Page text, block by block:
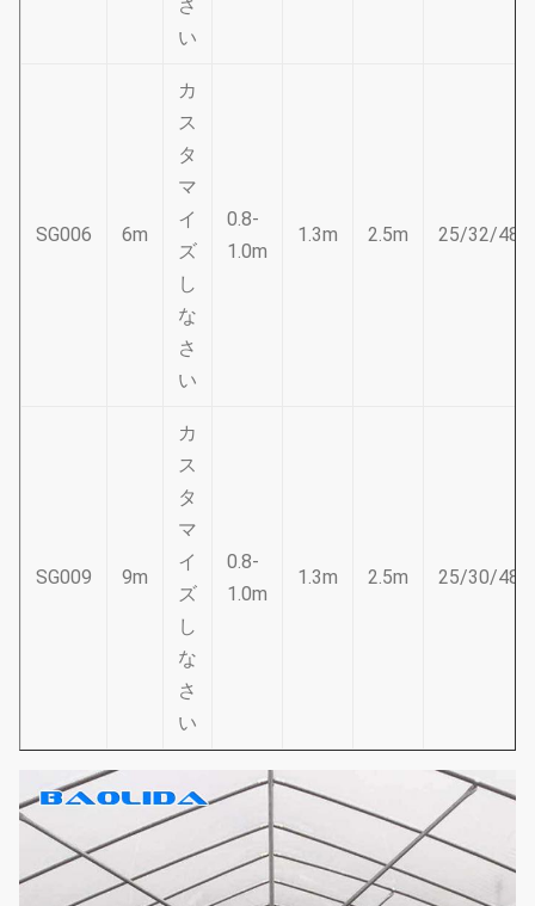
さ
い
SG006 6m
カ
ス
タ
マ
イ
ズ
し
な
さ
い
0.8-
1.0m
1.3m 2.5m 25/32/48/
SG009 9m
カ
ス
タ
マ
イ
ズ
し
な
さ
い
0.8-
1.0m
1.3m 2.5m 25/30/48/